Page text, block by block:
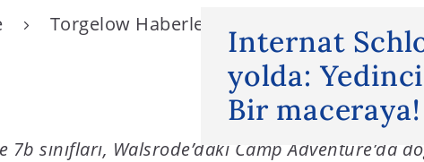
Internat
yolda:
Bir maceraya!
Torgelow Haberleri
Internat Schloss
sınıfları, Walsrode’daki Camp Adventure’da